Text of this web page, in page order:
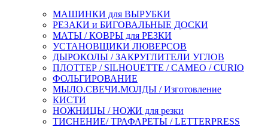
МАШИНКИ для ВЫРУБКИ
РЕЗАКИ и БИГОВАЛЬНЫЕ ДОСКИ
МАТЫ / КОВРЫ для РЕЗКИ
УСТАНОВЩИКИ ЛЮВЕРСОВ
ДЫРОКОЛЫ / ЗАКРУГЛИТЕЛИ УГЛОВ
ПЛОТТЕР / SILHOUETTE / CAMEO / CURIO
ФОЛЬГИРОВАНИЕ
МЫЛО.СВЕЧИ.МОЛДЫ / Изготовление
КИСТИ
НОЖНИЦЫ / НОЖИ для резки
ТИСНЕНИЕ/ ТРАФАРЕТЫ / LETTERPRESS